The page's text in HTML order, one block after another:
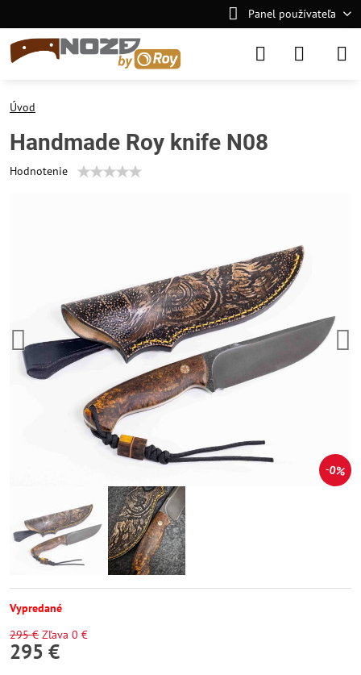
Panel používateľa
0%
Úvod
Handmade Roy knife N08
Hodnotenie
Vypredané
295 € Zľava 0 €
295 €